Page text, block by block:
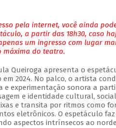
pela internet, você ainda
a partir das 18h30, caso
um ingresso com lugar
máxima do teatro.
Queiroga apresenta o
2024. No palco, o artista
experimentação sonora a
e identidade cultural,
e transita por ritmos como
eletrônicos. O espetáculo
aspectos intrínsecos ao